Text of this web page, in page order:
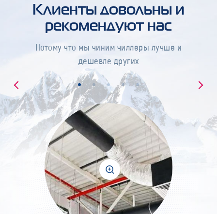
Клиенты довольны и
рекомендуют нас
Потому что мы чиним чиллеры лучше и
дешевле других